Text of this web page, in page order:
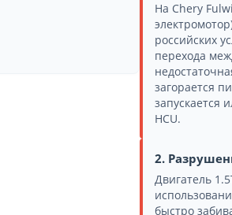
На Chery
российских
перехода
загорается
запускается
HCU.
2.
Двигатель
быстро